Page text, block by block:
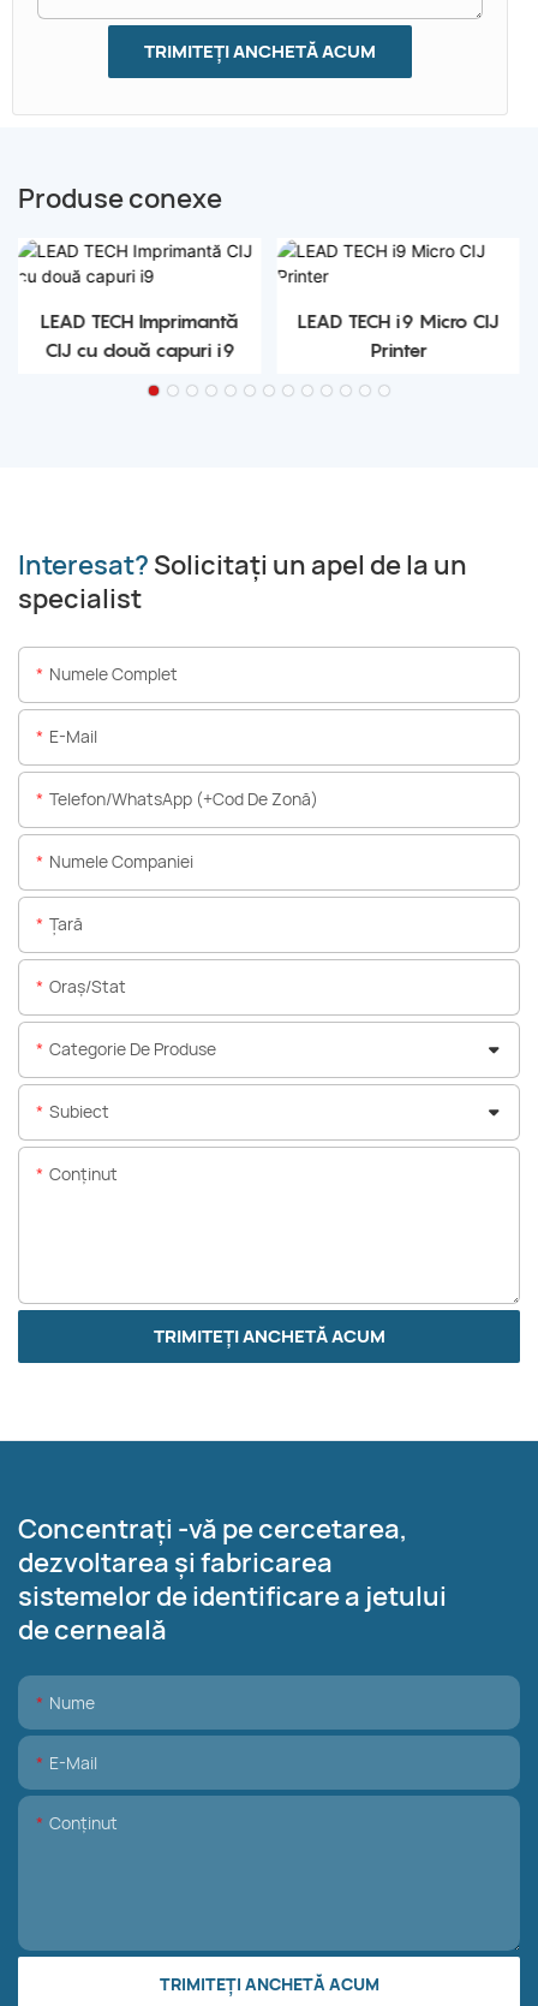
TRIMITEȚI ANCHETĂ ACUM
Produse conexe
LEAD TECH Imprimantă
CIJ cu două capuri i9
LEAD TECH i9 Micro CIJ
Printer
Interesat? Solicitați un apel de la un
specialist
Numele Complet
E-Mail
Telefon/WhatsApp (+Cod De Zonă)
Numele Companiei
Ţară
Oraș/stat
Categorie De Produse
Subiect
Conţinut
TRIMITEȚI ANCHETĂ ACUM
Concentrați -vă pe cercetarea,
dezvoltarea și fabricarea
sistemelor de identificare a jetului
de cerneală
Nume
E-Mail
Conţinut
TRIMITEȚI ANCHETĂ ACUM